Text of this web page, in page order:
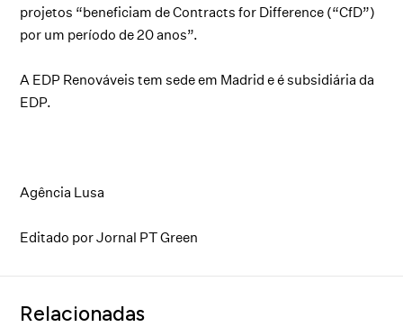
projetos “beneficiam de Contracts for Difference (“CfD”)
por um período de 20 anos”.
A EDP Renováveis tem sede em Madrid e é subsidiária da
EDP.
Agência Lusa
Editado por Jornal PT Green
Relacionadas